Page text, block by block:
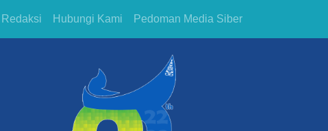
Redaksi Hubungi Kami Pedoman Media Siber